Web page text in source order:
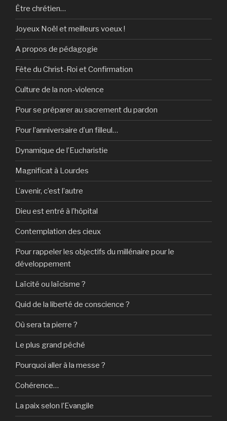
Être chrétien…
Joyeux Noël et meilleurs voeux !
A propos de pédagogie
Fête du Christ-Roi et Confirmation
Culture de la non-violence
Pour se préparer au sacrement du pardon
Pour l’anniversaire d’un filleul…
Dynamique de l’Eucharistie
Magnificat à Lourdes
L’avenir, c’est l’autre
Dieu est entré à l’hôpital
Contemplation des cieux
Pour rappeler les objectifs du millénaire pour le
développement
Laïcité ou laïcisme ?
Quid de la liberté de conscience ?
Où sera ta pierre ?
Le plus grand péché
Pourquoi aller à la messe ?
Cohérence…
La paix selon l’Evangile